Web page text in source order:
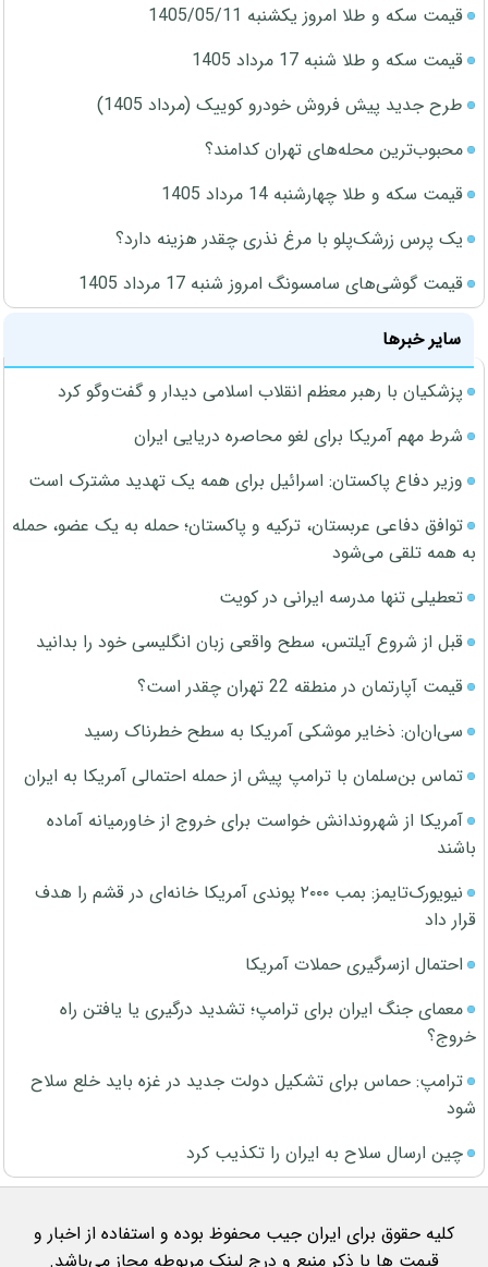
قیمت سکه و طلا امروز یکشنبه 1405/05/11
قیمت سکه و طلا شنبه 17 مرداد 1405
طرح جدید پیش فروش خودرو کوییک (مرداد 1405)
محبوب‌ترین محله‌های تهران کدامند؟
قیمت سکه و طلا چهارشنبه 14 مرداد 1405
یک پرس زرشک‌پلو با مرغ نذری چقدر هزینه دارد؟
قیمت گوشی‌های سامسونگ امروز شنبه 17 مرداد 1405
سایر خبرها
پزشکیان با رهبر معظم انقلاب اسلامی دیدار و گفت‌وگو کرد
شرط مهم آمریکا برای لغو محاصره دریایی ایران
وزیر دفاع پاکستان: اسرائیل برای همه یک تهدید مشترک است
توافق دفاعی عربستان، ترکیه و پاکستان؛ حمله به یک عضو، حمله
به همه تلقی می‌شود
تعطیلی تنها مدرسه ایرانی در کویت
قبل از شروع آیلتس، سطح واقعی زبان انگلیسی خود را بدانید
قیمت آپارتمان در منطقه 22 تهران چقدر است؟
سی‌ان‌ان: ذخایر موشکی آمریکا به سطح خطرناک رسید
تماس بن‌سلمان با ترامپ پیش از حمله احتمالی آمریکا به ایران
آمریکا از شهروندانش خواست برای خروج از خاورمیانه آماده
باشند
نیویورک‌تایمز: بمب ۲۰۰۰ پوندی آمریکا خانه‌ای در قشم را هدف
قرار داد
احتمال ازسرگیری حملات آمریکا
معمای جنگ ایران برای ترامپ؛ تشدید درگیری یا یافتن راه
خروج؟
ترامپ: حماس برای تشکیل دولت جدید در غزه باید خلع سلاح
شود
چین ارسال سلاح به ایران را تکذیب کرد
کلیه حقوق برای ایران جیب محفوظ بوده و استفاده از اخبار و
قیمت ها با ذکر منبع و درج لینک مربوطه مجاز می‌باشد.